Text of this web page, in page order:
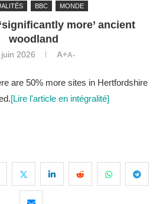
BBC MONDE
more’ ancient
woodland
2026 A+A-
are 50% more sites in Hertfordshire
[Lire l'article en intégralité]